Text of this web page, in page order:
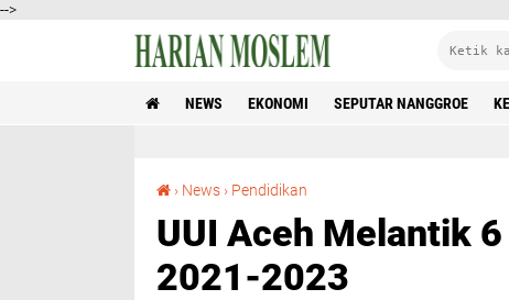
-->
NEWS EKONOMI SEPUTAR NANGGROE
› News › Pendidikan
UUI Aceh Melantik
2021-2023